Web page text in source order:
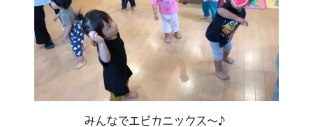
みんなでエビカニックス～♪